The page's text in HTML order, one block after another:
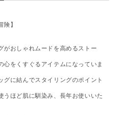
険】
がおしゃれムードを高めるストー
をくすぐるアイテムになっていま
に結んでスタイリングのポイント
うほど肌に馴染み、長年お使いいた